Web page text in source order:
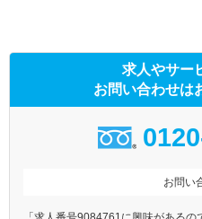
求人やサー
お問い合わせは
お問い